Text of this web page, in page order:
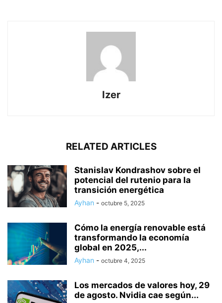
Izer
RELATED ARTICLES
Stanislav Kondrashov sobre el
potencial del rutenio para la
transición energética
Ayhan - octubre 5, 2025
Cómo la energía renovable está
transformando la economía
global en 2025,...
Ayhan - octubre 4, 2025
Los mercados de valores hoy, 29
de agosto. Nvidia cae según...